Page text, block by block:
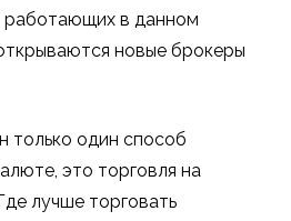
работающих в данном
новые брокеры
только один способ
это торговля на
лучше торговать